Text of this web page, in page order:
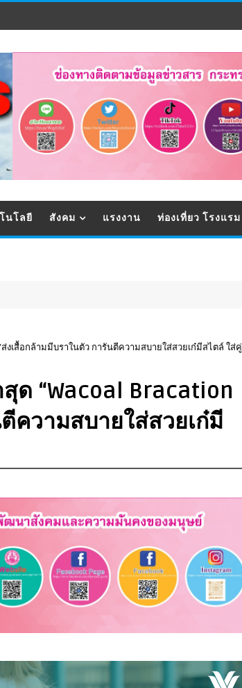
นโลยี สังคม แรงงาน ท่องเที่ยว โรงแรม
ส่งเสื้อกล้ามมีบราในตัว การันตีความสบายใส่สวยเก๋มีสไตล์ ใส่คู่
สุด “Wacoal Bracation
ความสบายใส่สวยเก๋มี